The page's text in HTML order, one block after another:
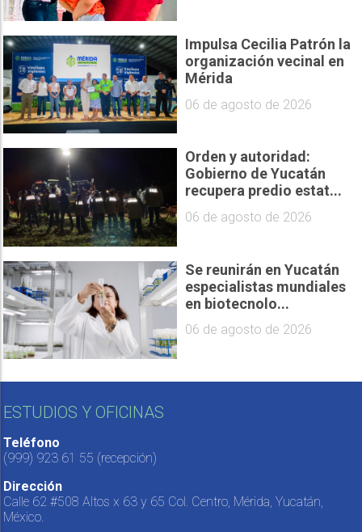
Impulsa Cecilia Patrón la
organización vecinal en
Mérida
06 de agosto de 2026
Orden y autoridad:
Gobierno de Yucatán
recupera predio estat...
06 de agosto de 2026
Se reunirán en Yucatán
especialistas mundiales
en biotecnolo...
06 de agosto de 2026
ESTUDIOS Y OFICINAS
Teléfono
(999) 923 61 55 (recepción)
Dirección
Calle 62 #508 Altos x 63 y 65 Col. Centro, Mérida, Yucatán,
México.